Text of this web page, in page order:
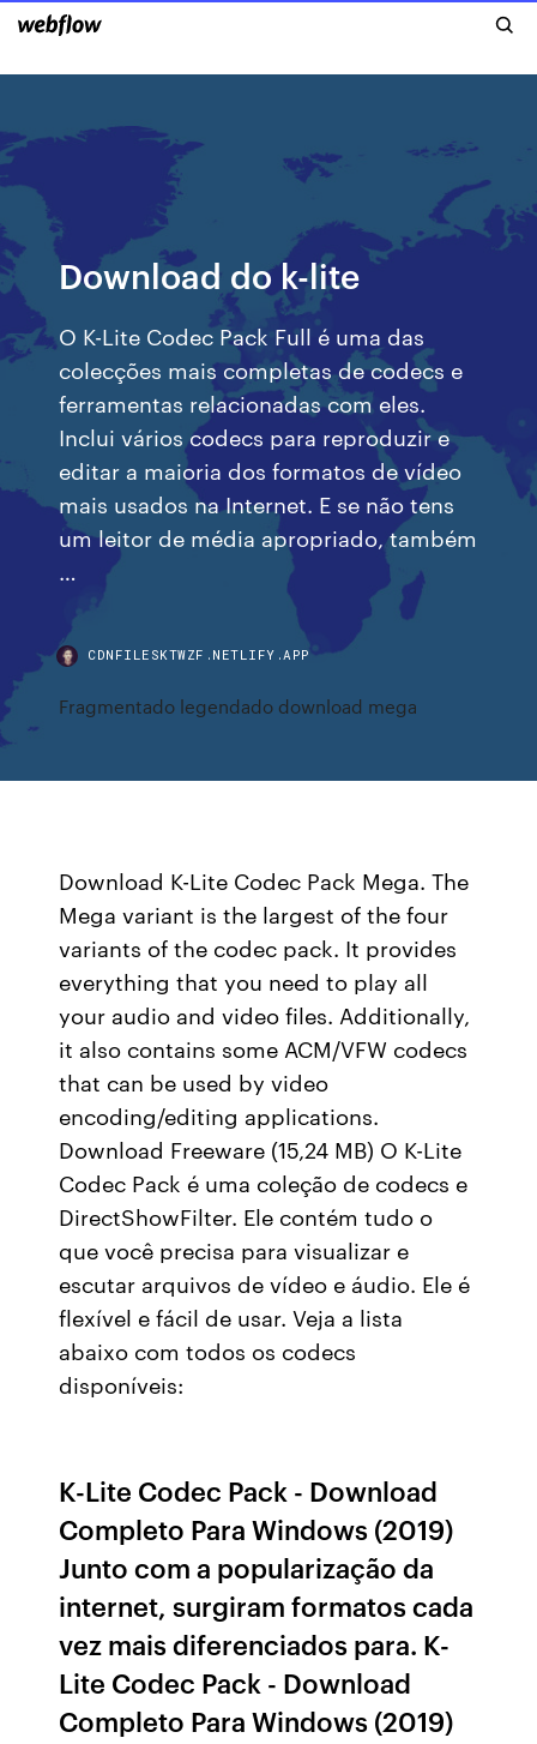
Download do k-lite
O K-Lite Codec Pack Full é uma das
colecções mais completas de codecs e
ferramentas relacionadas com eles.
Inclui vários codecs para reproduzir e
editar a maioria dos formatos de vídeo
mais usados na Internet. E se não tens
um leitor de média apropriado, também
…
CDNFILESKTWZF.NETLIFY.APP
Fragmentado legendado download mega
Download K-Lite Codec Pack Mega. The
Mega variant is the largest of the four
variants of the codec pack. It provides
everything that you need to play all
your audio and video files. Additionally,
it also contains some ACM/VFW codecs
that can be used by video
encoding/editing applications.
Download Freeware (15,24 MB) O K-Lite
Codec Pack é uma coleção de codecs e
DirectShowFilter. Ele contém tudo o
que você precisa para visualizar e
escutar arquivos de vídeo e áudio. Ele é
flexível e fácil de usar. Veja a lista
abaixo com todos os codecs
disponíveis:
K-Lite Codec Pack - Download
Completo Para Windows (2019)
Junto com a popularização da
internet, surgiram formatos cada
vez mais diferenciados para. K-
Lite Codec Pack - Download
Completo Para Windows (2019)